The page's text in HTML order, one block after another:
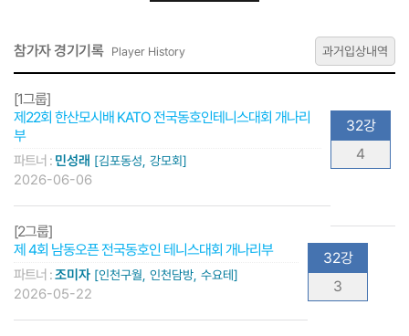
참가자 경기기록 Player History 과거입상내역
[1그룹]
제22회 한산모시배 KATO 전국동호인테니스대회 개나리
부
파트너 : 민성래 [김포동성, 강모회]
2026-06-06
32강
4
[2그룹]
제 4회 남동오픈 전국동호인 테니스대회 개나리부
파트너 :조미자 [인천구월, 인천담방, 수요테]
2026-05-22
32강
3